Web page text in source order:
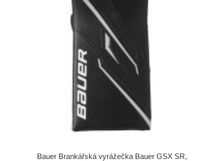
Bauer Brankářská vyrážečka Bauer GSX SR,